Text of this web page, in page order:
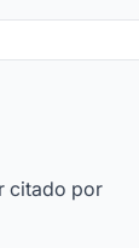
citado por